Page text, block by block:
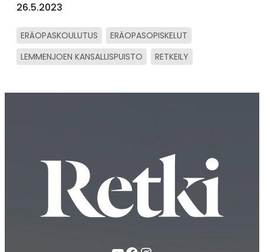
26.5.2023
ERÄOPASKOULUTUS
ERÄOPASOPISKELUT
LEMMENJOEN KANSALLISPUISTO
RETKEILY